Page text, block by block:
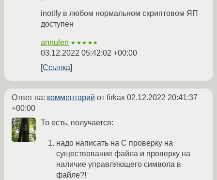
inotify в любом нормальном скриптовом ЯП
доступен
annulen ★★★★★
03.12.2022 05:42:02 +00:00
Ссылка
Ответ на: комментарий от firkax 02.12.2022 20:41:37
+00:00
То есть, получается:
надо написать на C проверку на
существование файла и проверку на
наличие управляющего символа в
файле?!